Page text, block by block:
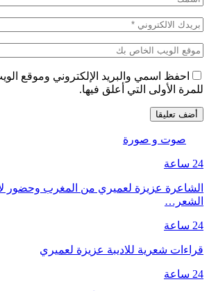
احفظ اسمي والبريد الإلكتروني وموقع
للمرة الأولى التي أعلق فيها.
صوت و صورة
24 ساعة
الشاعرة عزيزة لعميري من المغرب وحضور
الشعر…
24 ساعة
قراءات شعرية للاديبة عزيزة لعميري
24 ساعة